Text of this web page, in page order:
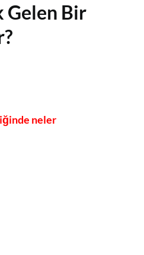
Gelen Bir
neler